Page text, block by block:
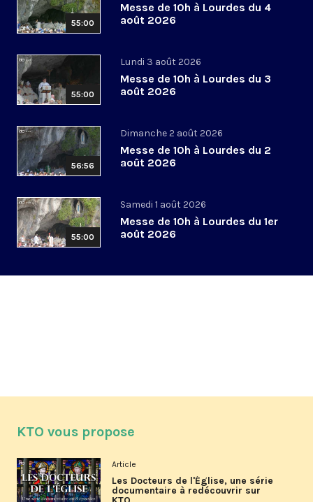
55:00
Messe de 10h à Lourdes du 4
août 2026
55:00
Lundi 3 août 2026
Messe de 10h à Lourdes du 3
août 2026
56:56
Dimanche 2 août 2026
Messe de 10h à Lourdes du 2
août 2026
55:00
Samedi 1 août 2026
Messe de 10h à Lourdes du 1er
août 2026
KTO vous propose
Article
Les Docteurs de l'Église, une série
documentaire à redécouvrir sur